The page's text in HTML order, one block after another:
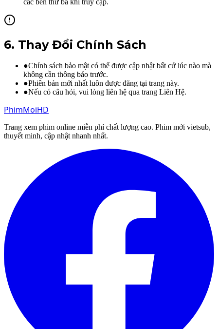
các bên thứ ba khi truy cập.
6. Thay Đổi Chính Sách
●Chính sách bảo mật có thể được cập nhật bất cứ lúc nào mà
không cần thông báo trước.
●Phiên bản mới nhất luôn được đăng tại trang này.
●Nếu có câu hỏi, vui lòng liên hệ qua trang Liên Hệ.
PhimMoiHD
Trang xem phim online miễn phí chất lượng cao. Phim mới vietsub,
thuyết minh, cập nhật nhanh nhất.